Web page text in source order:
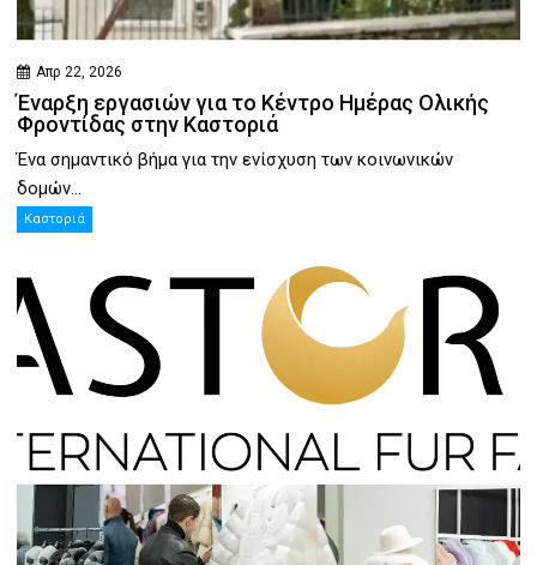
Απρ 22, 2026
Έναρξη εργασιών για το Κέντρο Ημέρας Ολικής
Φροντίδας στην Καστοριά
Ένα σημαντικό βήμα για την ενίσχυση των κοινωνικών
δομών...
Καστοριά